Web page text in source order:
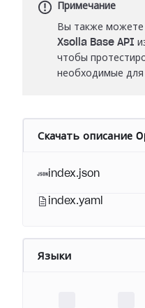
Примечание
Вы также можете
Xsolla Base API
чтобы
необходимые для
Скачать описание
index.json
index.yaml
Языки